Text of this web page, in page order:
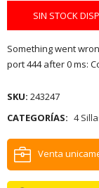
SIN STOCK
Something went
port 444 after 0 ms:
SKU: 243247
CATEGORÍAS: 4
Venta